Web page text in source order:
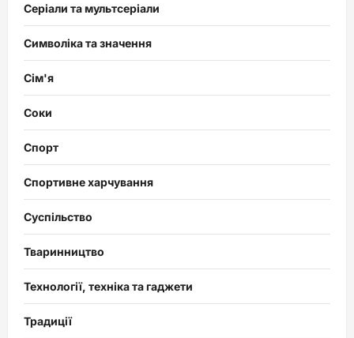
Серіали та мультсеріали
Символіка та значення
Сім'я
Соки
Спорт
Спортивне харчування
Суспільство
Тваринництво
Технології, техніка та гаджети
Традиції